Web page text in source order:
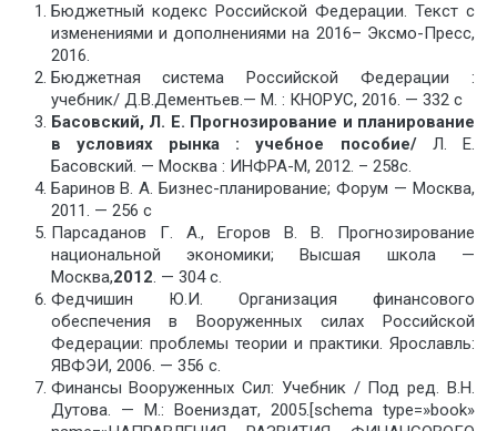
Бюджетный кодекс Российской Федерации. Текст с
изменениями и дополнениями на 2016– Эксмо-Пресс,
2016.
Бюджетная система Российской Федерации :
учебник/ Д.В.Дементьев.— М. : КНОРУС, 2016. — 332 с
Басовский, Л. Е. Прогнозирование и планирование
в условиях рынка : учебное пособие/ Л. Е.
Басовский. — Москва : ИНФРА-М, 2012. – 258с.
Баринов В. А. Бизнес-планирование; Форум — Москва,
2011. — 256 c
Парсаданов Г. А., Егоров В. В. Прогнозирование
национальной экономики; Высшая школа —
Москва,2012. — 304 c.
Федчишин Ю.И. Организация финансового
обеспечения в Вооруженных силах Российской
Федерации: проблемы теории и практики. Ярославль:
ЯВФЭИ, 2006. — 356 с.
Финансы Вооруженных Сил: Учебник / Под pед. В.Н.
Дутова. — М.: Воениздат, 2005.[schema type=»book»